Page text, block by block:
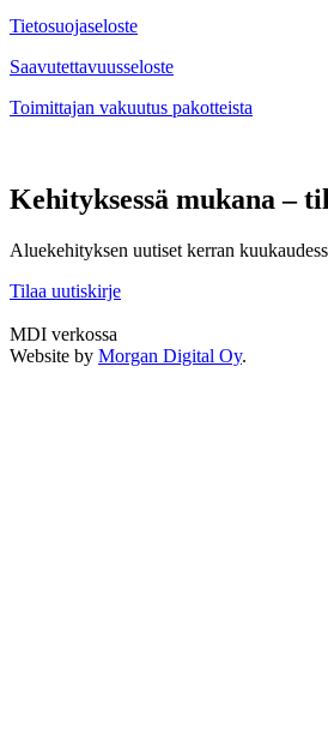
Tietosuojaseloste
Saavutettavuusseloste
Toimittajan vakuutus pakotteista
Kehityksessä mukana –
Aluekehityksen uutiset kerran
Tilaa uutiskirje
MDI verkossa
Twitter
LinkedIn
Instagram
Facebook
Website by Morgan Digital Oy.